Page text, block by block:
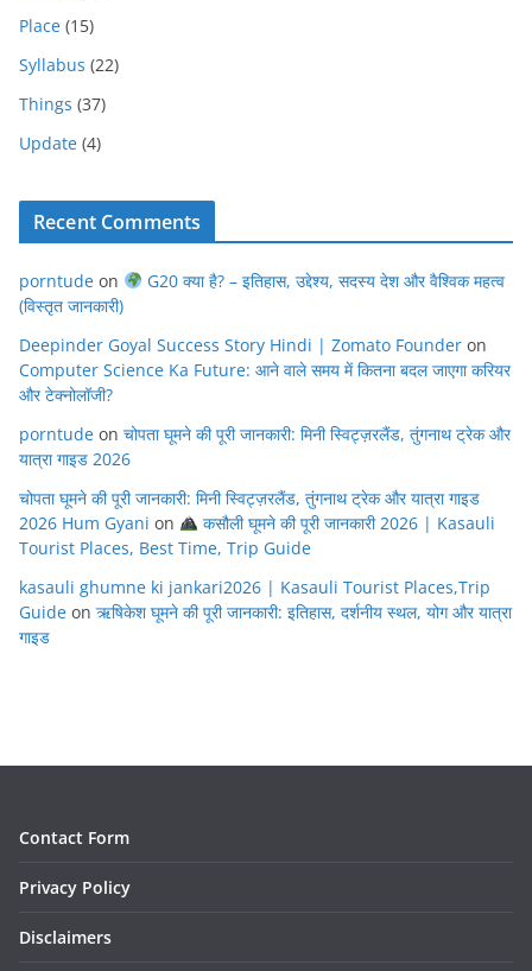
Place (15)
Syllabus (22)
Things (37)
Update (4)
Recent Comments
porntude on
G20 क्या है? – इतिहास, उद्देश्य, सदस्य देश और वैश्विक महत्व
(विस्तृत जानकारी)
Deepinder Goyal Success Story Hindi | Zomato Founder on
Computer Science Ka Future: आने वाले समय में कितना बदल जाएगा करियर
और टेक्नोलॉजी?
porntude on चोपता घूमने की पूरी जानकारी: मिनी स्विट्ज़रलैंड, तुंगनाथ ट्रेक और
यात्रा गाइड 2026
चोपता घूमने की पूरी जानकारी: मिनी स्विट्ज़रलैंड, तुंगनाथ ट्रेक और यात्रा गाइड
2026 Hum Gyani on
कसौली घूमने की पूरी जानकारी 2026 | Kasauli
Tourist Places, Best Time, Trip Guide
kasauli ghumne ki jankari2026 | Kasauli Tourist Places,Trip
Guide on ऋषिकेश घूमने की पूरी जानकारी: इतिहास, दर्शनीय स्थल, योग और यात्रा
गाइड
Contact Form
Privacy Policy
Disclaimers